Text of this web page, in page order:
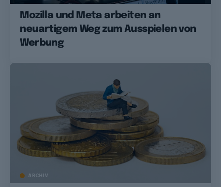
Mozilla und Meta arbeiten an
neuartigem Weg zum Ausspielen von
Werbung
ARCHIV